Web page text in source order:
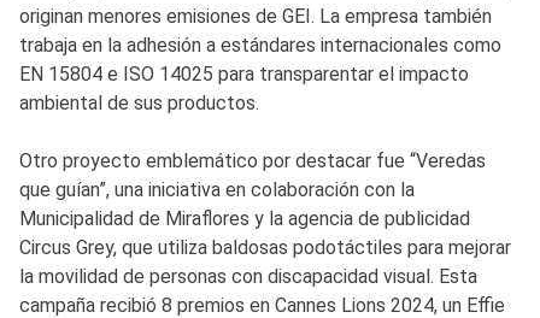
originan menores emisiones de GEI. La empresa también
trabaja en la adhesión a estándares internacionales como
EN 15804 e ISO 14025 para transparentar el impacto
ambiental de sus productos.
Otro proyecto emblemático por destacar fue “Veredas
que guían”, una iniciativa en colaboración con la
Municipalidad de Miraflores y la agencia de publicidad
Circus Grey, que utiliza baldosas podotáctiles para mejorar
la movilidad de personas con discapacidad visual. Esta
campaña recibió 8 premios en Cannes Lions 2024, un Effie